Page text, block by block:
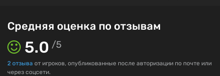
Средняя оценка по отзывам
5.0 /5
2 отзыва от игроков, опубликованные после авторизации по почте или
через соцсети.